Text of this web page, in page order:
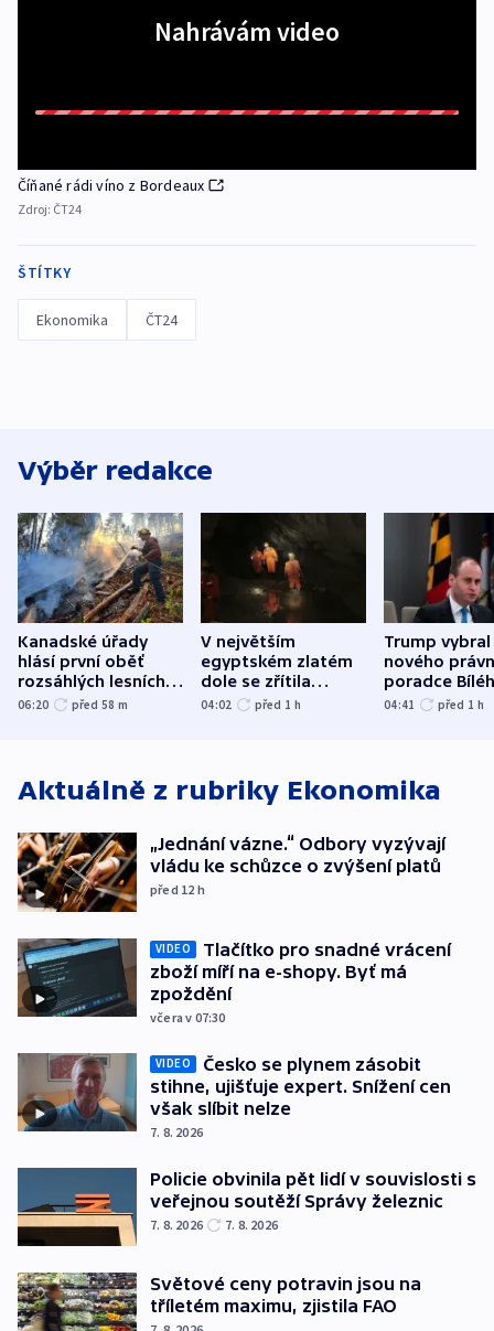
Nahrávám video
Číňané rádi víno z Bordeaux
Zdroj: ČT24
ŠTÍTKY
Ekonomika ČT24
Výběr redakce
Kanadské úřady
hlásí první oběť
rozsáhlých lesních
požárů
06:20 před 58 m
V největším
egyptském zlatém
dole se zřítila
hornina, jeden
04:02 před 1 h
Trump vybral
nového
poradce
domu
04:41 před 1 h
Aktuálně z rubriky Ekonomika
„Jednání vázne.“ Odbory vyzývají
vládu ke schůzce o zvýšení platů
před 12 h
VIDEO
Tlačítko pro snadné vrácení
zboží míří na e-shopy. Byť má
zpoždění
včera v 07:30
VIDEO
Česko se plynem zásobit
stihne, ujišťuje expert. Snížení cen
však slíbit nelze
7. 8. 2026
Policie obvinila pět lidí v souvislosti s
veřejnou soutěží Správy železnic
7. 8. 2026 7. 8. 2026
Světové ceny potravin jsou na
tříletém maximu, zjistila FAO